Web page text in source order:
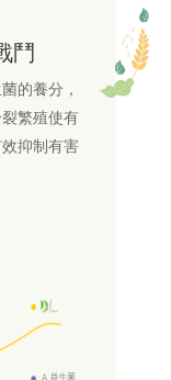
鬥
的養分，
繁殖使有
抑制有害